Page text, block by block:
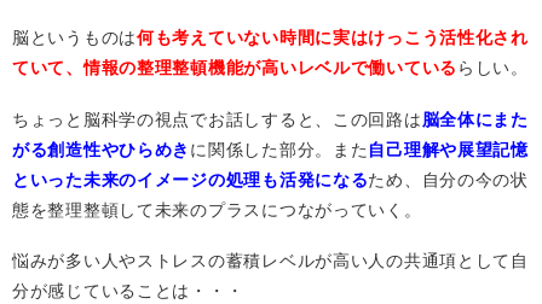
脳というものは何も考えていない時間に実はけっこう活性化され
ていて、情報の整理整頓機能が高いレベルで働いている らしい。
ちょっと脳科学の視点でお話しすると、この回路は脳全体にまた
がる創造性やひらめき に関係した部分。また 自己理解や展望記憶
といった未来のイメージの処理も活発になるため、自分の今の状
態を整理整頓して未来のプラスにつながっていく。
悩みが多い人やストレスの蓄積レベルが高い人の共通項として自
分が感じていることは・・・